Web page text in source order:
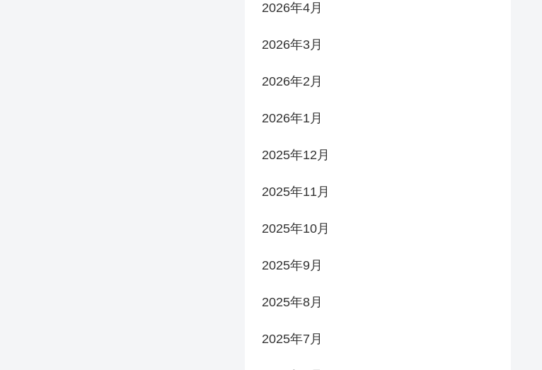
2026年4月
2026年3月
2026年2月
2026年1月
2025年12月
2025年11月
2025年10月
2025年9月
2025年8月
2025年7月